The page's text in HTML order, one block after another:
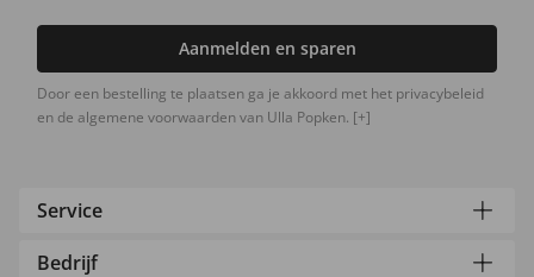
Aanmelden en sparen
Door een bestelling te plaatsen ga je akkoord met het privacybeleid
en de algemene voorwaarden van Ulla Popken. [+]
Service
Bedrijf